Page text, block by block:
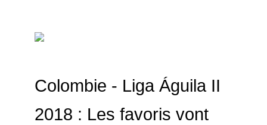
Colombie - Liga Águila II
2018 : Les favoris vont